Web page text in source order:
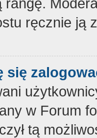
ręcznie ją
się
w Forum
tą